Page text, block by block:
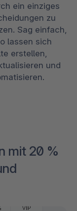
ein einziges
zu
Sag einfach,
lassen sich
erstellen,
und
mit 20 %